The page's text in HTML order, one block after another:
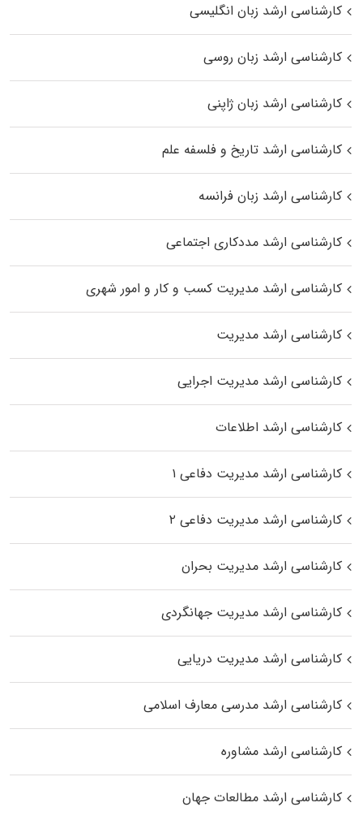
کارشناسی ارشد زبان انگلیسی
کارشناسی ارشد زبان روسی
کارشناسی ارشد زبان ژاپنی
کارشناسی ارشد تاریخ و فلسفه علم
کارشناسی ارشد زبان فرانسه
کارشناسی ارشد مددکاری اجتماعی
کارشناسی ارشد مدیریت کسب و کار و امور شهری
کارشناسی ارشد مدیریت
کارشناسی ارشد مدیریت اجرایی
کارشناسی ارشد اطلاعات
کارشناسی ارشد مدیریت دفاعی ۱
کارشناسی ارشد مدیریت دفاعی ۲
کارشناسی ارشد مدیریت بحران
کارشناسی ارشد مدیریت جهانگردی
کارشناسی ارشد مدیریت دریایی
کارشناسی ارشد مدرسی معارف اسلامی
کارشناسی ارشد مشاوره
کارشناسی ارشد مطالعات جهان